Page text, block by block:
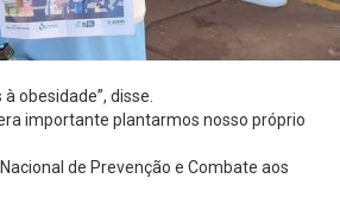
obesidade”, disse.
importante plantarmos nosso próprio
de Prevenção e Combate aos